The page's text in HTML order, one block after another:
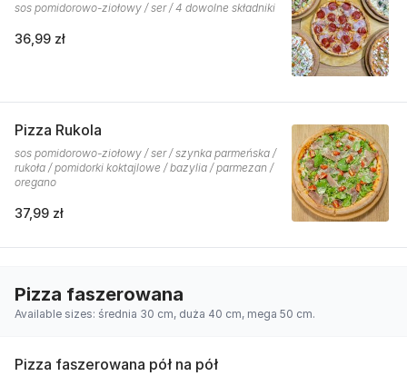
sos pomidorowo-ziołowy / ser / 4 dowolne składniki
36,99 zł
Pizza Rukola
sos pomidorowo-ziołowy / ser / szynka parmeńska /
rukoła / pomidorki koktajlowe / bazylia / parmezan /
oregano
37,99 zł
Pizza faszerowana
Available sizes: średnia 30 cm, duża 40 cm, mega 50 cm.
Pizza faszerowana pół na pół